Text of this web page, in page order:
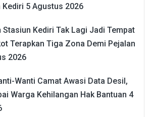
Kediri 5 Agustus 2026
Kediri Tak Lagi Jadi Tempat
Terapkan Tiga Zona Demi Pejalan
2026
Wanti Camat Awasi Data Desil,
Warga Kehilangan Hak Bantuan 4